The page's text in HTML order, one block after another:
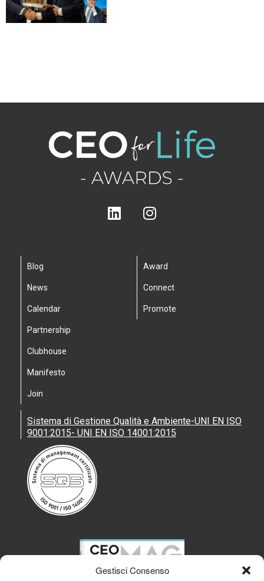
Gestisci Consenso
Blog
News
Calendar
Partnership
Clubhouse
Manifesto
Join
Award
Connect
Promote
Sistema di Gestione Qualità e Ambiente-UNI EN ISO
9001:2015- UNI EN ISO 14001:2015